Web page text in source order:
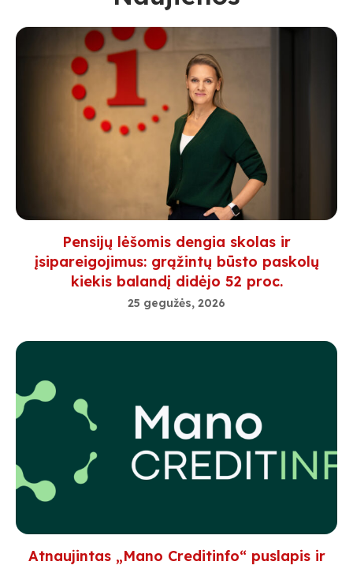
Pensijų lėšomis dengia skolas ir
įsipareigojimus: grąžintų būsto paskolų
kiekis balandį didėjo 52 proc.
25 gegužės, 2026
Atnaujintas „Mano Creditinfo“ puslapis ir